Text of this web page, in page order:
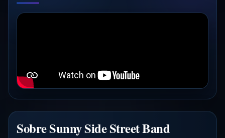
Sobre Sunny Side Street Band